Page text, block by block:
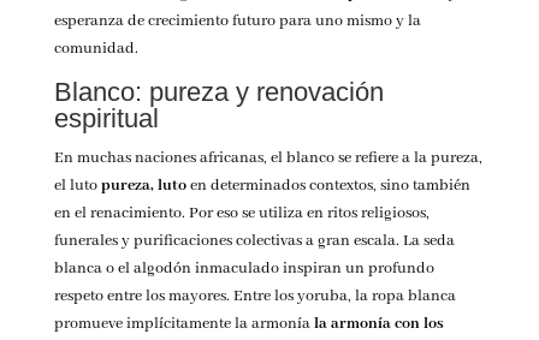
esperanza de crecimiento futuro para uno mismo y la
comunidad.
Blanco: pureza y renovación
espiritual
En muchas naciones africanas, el blanco se refiere a la pureza,
el lutopureza, lutoen determinados contextos, sino también
en el renacimiento. Por eso se utiliza en ritos religiosos,
funerales y purificaciones colectivas a gran escala. La seda
blanca o el algodón inmaculado inspiran un profundo
respeto entre los mayores. Entre los yoruba, la ropa blanca
promueve implícitamente la armoníala armonía con los